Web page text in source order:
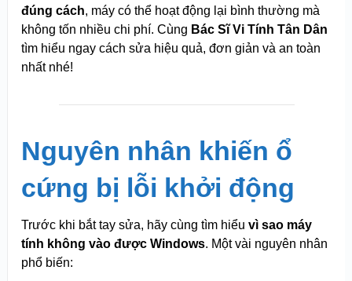
đúng cách, máy có thể hoạt động lại bình thường mà
không tốn nhiều chi phí. Cùng Bác Sĩ Vi Tính Tân Dân
tìm hiểu ngay cách sửa hiệu quả, đơn giản và an toàn
nhất nhé!
Nguyên nhân khiến ổ
cứng bị lỗi khởi động
Trước khi bắt tay sửa, hãy cùng tìm hiểu vì sao máy
tính không vào được Windows. Một vài nguyên nhân
phổ biến: